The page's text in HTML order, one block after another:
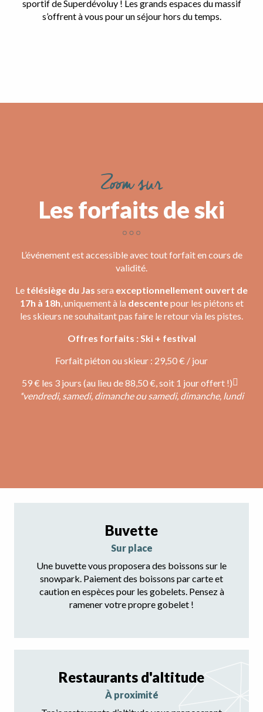
sportif de Superdévoluy! Les grands espaces du massif
s’offrent à vous pour un séjour hors du temps.
Zoom sur
Les forfaits de ski
L’événement est accessible avec tout forfait en cours de
validité.
Le télésiège du Jas sera exceptionnellement ouvert de
17h à 18h , uniquement à la descentepour les piétons et
les skieurs ne souhaitant pas faire le retour via les pistes.
Offres forfaits : Ski + festival
Forfait piéton ou skieur : 29,50 € / jour
59 € les 3 jours (au lieu de 88,50 €, soit 1 jour offert !)
*vendredi, samedi, dimanche ou samedi, dimanche, lundi
Buvette
sur place
Une buvette vous proposera des boissons sur le
snowpark. Paiement des boissons par carte et
caution en espèces pour les gobelets. Pensez à
ramener votre propre gobelet !
Restaurants d'altitude
à proximité